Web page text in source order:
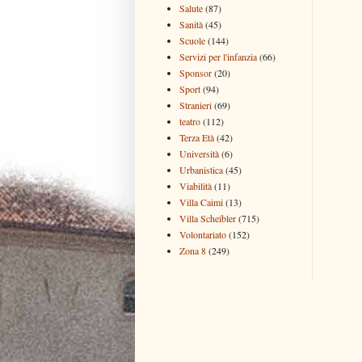
Salute(87)
Sanità(45)
Scuole(144)
Servizi per l'infanzia(66)
Sponsor(20)
Sport(94)
Stranieri(69)
teatro(112)
Terza Età(42)
Università(6)
Urbanistica(45)
Viabilità(11)
Villa Caimi(13)
Villa Scheibler(715)
Volontariato(152)
Zona 8(249)